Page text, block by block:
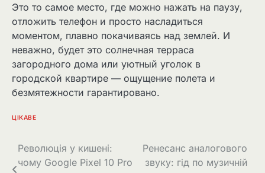
Это то самое место, где можно нажать на паузу,
отложить телефон и просто насладиться
моментом, плавно покачиваясь над землей. И
неважно, будет это солнечная терраса
загородного дома или уютный уголок в
городской квартире — ощущение полета и
безмятежности гарантировано.
ЦІКАВЕ
Навігація
Революція у кишені:
чому Google Pixel 10 Pro
Ренесанс аналогового
звуку: гід по музичній